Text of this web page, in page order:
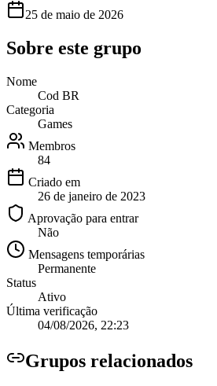
25 de maio de 2026
Sobre este grupo
Nome
Cod BR
Categoria
Games
Membros
84
Criado em
26 de janeiro de 2023
Aprovação para entrar
Não
Mensagens temporárias
Permanente
Status
Ativo
Última verificação
04/08/2026, 22:23
Grupos relacionados